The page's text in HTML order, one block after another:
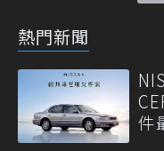
熱門新聞
件